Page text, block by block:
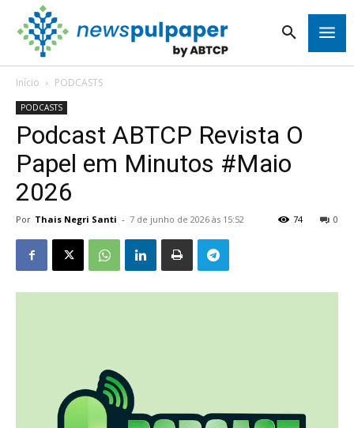
Início PODCASTS
PODCASTS
Podcast ABTCP Revista O
Papel em Minutos #Maio
2026
Por Thais Negri Santi - 7 de junho de 2026 às 15:52 0
74